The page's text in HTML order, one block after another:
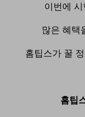
이번에
많은 혜택
홈팁스가 꿀
홈팁